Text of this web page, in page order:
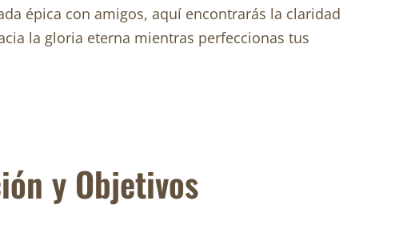
épica con amigos, aquí encontrarás la claridad
la gloria eterna mientras perfeccionas tus
y Objetivos